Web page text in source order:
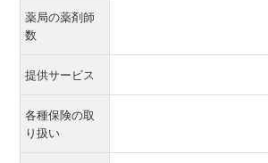
薬局の薬剤師
数
提供サービス
各種保険の取
り扱い